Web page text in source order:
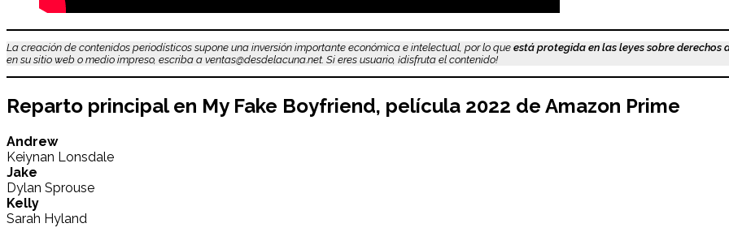
La creación de contenidos periodísticos supone una inversión importante económica e intelectual, por lo que está protegida en las leyes sobre derechos
en su sitio web o medio impreso, escriba a ventas@desdelacuna.net. Si eres usuario, ¡disfruta el contenido!
Reparto principal en My Fake Boyfriend, película 2022 de Amazon Prime
Andrew
Keiynan Lonsdale
Jake
Dylan Sprouse
Kelly
Sarah Hyland